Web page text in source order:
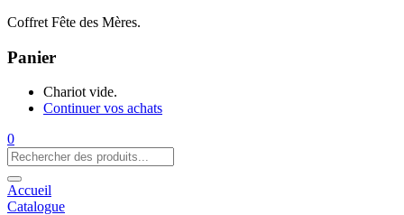
Coffret Fête des Mères.
Panier
Chariot vide.
Continuer vos achats
0
Accueil
Catalogue